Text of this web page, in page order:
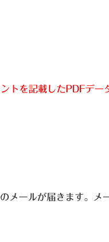
トを記載したPDFデー
メールが届きます。メ